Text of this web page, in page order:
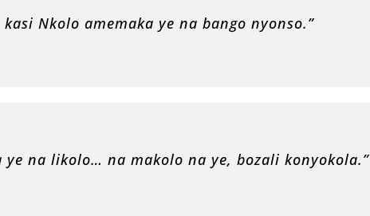
Nkolo amemaka ye na bango nyonso.”
ye na likolo… na makolo na ye, bozali konyokola.”